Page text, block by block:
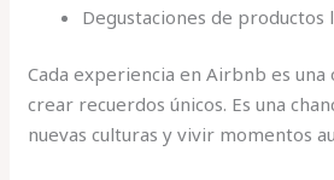
Degustaciones de productos
Cada experiencia en Airbnb es
crear recuerdos únicos. Es una
nuevas culturas y vivir momentos